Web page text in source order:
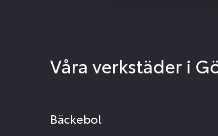
Våra verkstäder i
Bäckebol